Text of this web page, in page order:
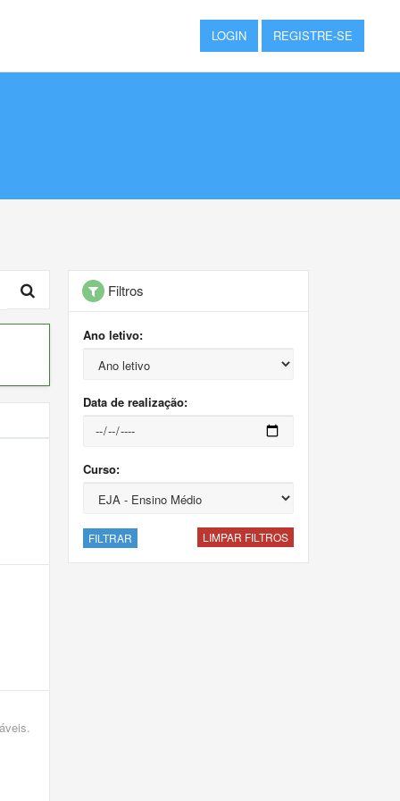
LOGIN REGISTRE-SE
Filtros
Ano letivo:
Data de realização:
Curso:
FILTRAR LIMPAR FILTROS